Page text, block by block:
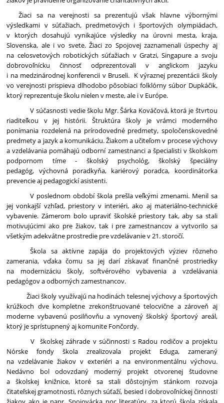
Žiaci sa na verejnosti sa prezentujú však hlavne výbornými
výsledkami v súťažiach, predmetových i športových olympiádach,
v ktorých dosahujú vynikajúce výsledky na úrovni mesta, kraja,
Slovenska, ale i vo svete. Žiaci zo Spojovej zaznamenali úspechy aj
na celosvetových robotických súťažiach v Gratzi, Singapure a svoju
dobrovoľnícku činnosť odprezentovali v anglickom jazyku
i na medzinárodnej konferencii v Bruseli. K výraznej prezentácii školy
vo verejnosti prispieva dlhodobo pôsobiaci folklórny súbor Dupkáčik,
ktorý reprezentuje školu nielen v meste, ale i v Európe.
V súčasnosti vedie školu Mgr. Šárka Kováčová, ktorá je štvrtou
riaditeľkou v jej histórii. Štruktúra školy je vrámci moderného
ponímania rozdelená na prírodovedné predmety, spoločenskovedné
predmety a jazyk a komunikáciu. Žiakom a učiteľom v procese výchovy
a vzdelávania pomáhajú odborní zamestnanci a špecialisti v školskom
podpornom tíme - školský psychológ, školský špeciálny
pedagóg, výchovná poradkyňa, kariérový poradca, koordinátorka
prevencie aj pedagogickí asistenti.
V poslednom období škola prešla veľkými zmenami. Menil sa
jej vonkajší vzhľad, priestory v interiéri, ako aj materiálno-technické
vybavenie. Zámerom bolo upraviť školské priestory tak, aby sa stali
motivujúcimi ako pre žiakov, tak i pre zamestnancov a vytvorilo sa
všetkým adekvátne prostredie pre vzdelávanie v 21. storočí.
Škola sa aktívne zapája do projektových výziev rôzneho
zamerania, vďaka čomu sa jej darí získavať finančné prostriedky
na modernizáciu školy, softvérového vybavenia a vzdelávania
pedagógov a odborných zamestnancov.
Žiaci školy využívajú na hodinách telesnej výchovy a športových
krúžkoch dve kompletne zrekonštruované telocvične a zároveň aj
moderne vybavenú posilňovňu a vynovený školský športový areál,
ktorý je sprístupnený aj komunite Fončordy.
V školskej záhrade v súčinnosti s Radou rodičov a projektu
Nórske fondy škola zrealizovala projekt Eduga, zameraný
na vzdelávanie žiakov v exteriéri a na environmentálnu výchovu.
Nedávno bol odovzdaný moderný projekt otvorenej študovne
a školskej knižnice, ktoré sa stali dôstojným stánkom rozvoja
čitateľskej gramotnosti, rôznych súťaží, besied i dobrovoľníckej činnosti